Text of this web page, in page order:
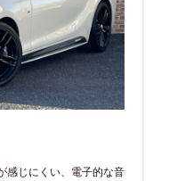
感じにくい、電子的な音